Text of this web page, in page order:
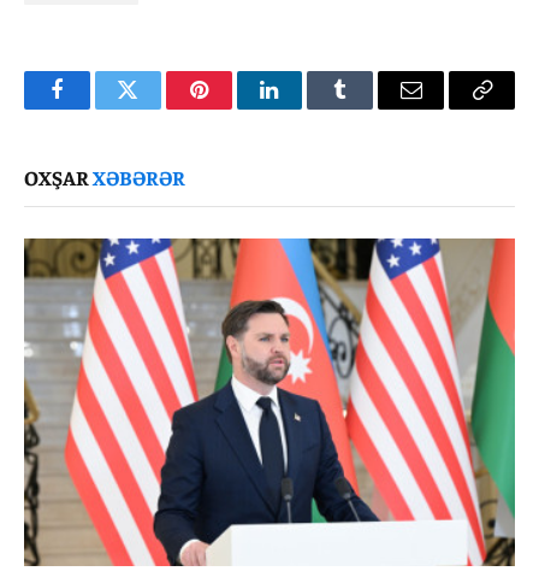
FacebookTwitter PinterestLinkedInTumblr Email
Copy
OXŞARXƏBƏRƏR